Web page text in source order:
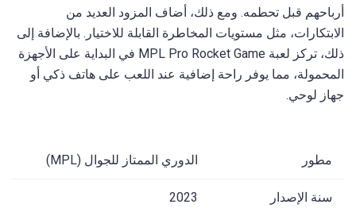
أرباحهم قبل تحطمه. ومع ذلك، أضاف المزود العديد من
الابتكارات، مثل مستويات المخاطرة القابلة للاختيار. بالإضافة إلى
ذلك، تركز لعبة MPL Pro Rocket Game في البداية على الأجهزة
المحمولة، مما يوفر راحة إضافية عند اللعب على هاتف ذكي أو
جهاز لوحي.
مطور الدوري الممتاز للجوال (MPL)
سنة الإصدار 2023